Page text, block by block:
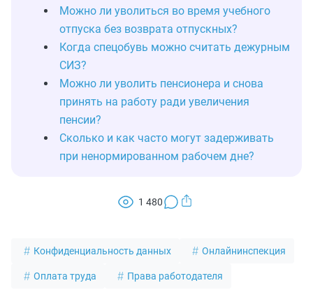
Можно ли уволиться во время учебного
отпуска без возврата отпускных?
Когда спецобувь можно считать дежурным
СИЗ?
Можно ли уволить пенсионера и снова
принять на работу ради увеличения
пенсии?
Сколько и как часто могут задерживать
при ненормированном рабочем дне?
1 480
Конфиденциальность данных Онлайнинспекция
Оплата труда Права работодателя